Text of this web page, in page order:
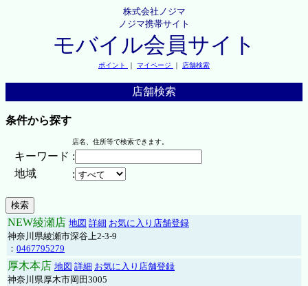
株式会社ノジマ
ノジマ携帯サイト
モバイル会員サイト
ポイント ｜ マイページ ｜ 店舗検索
店舗検索
条件から探す
店名、住所等で検索できます。
キーワード :
地域
:
NEW綾瀬店 地図 詳細 お気に入り店舗登録
神奈川県綾瀬市深谷上2-3-9
： 0467795279
厚木本店 地図 詳細 お気に入り店舗登録
神奈川県厚木市岡田3005